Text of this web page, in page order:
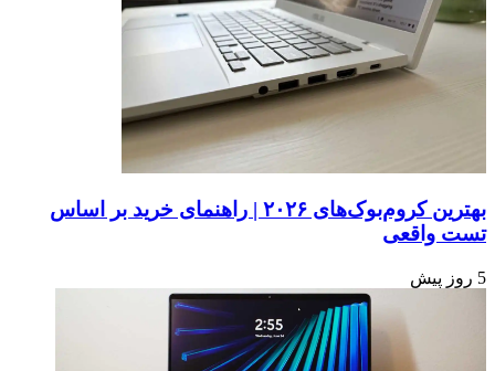
بهترین کروم‌بوک‌های ۲۰۲۶ | راهنمای خرید بر اساس
تست واقعی
5 روز پیش